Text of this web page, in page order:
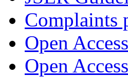
Complaints
Open Access
Open